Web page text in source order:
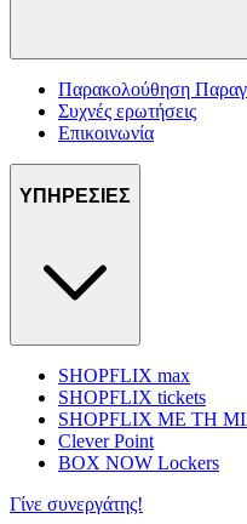
Παρακολούθηση
Συχνές ερωτήσεις
Επικοινωνία
ΥΠΗΡΕΣΙΕΣ
SHOPFLIX max
SHOPFLIX tickets
SHOPFLIX ΜΕ ΤΗ
Clever Point
BOX NOW Lockers
Γίνε συνεργάτης!